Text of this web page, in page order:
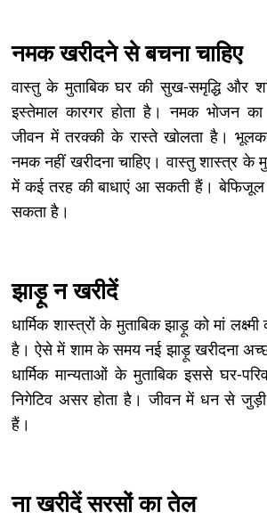
नमक खरीदने से बचना चाहिए
वास्तु के मुताबिक घर की सुख-समृद्धि और
इस्तेमाल कारगर होता है। नमक भोजन
जीवन में तरक्की के रास्ते खोलता है।
नमक नहीं खरीदना चाहिए। वास्तु शास्त्र के
में कई तरह की बाधाएं आ सकती हैं। बेफिजूल
सकता है।
झाड़ू न खरीदें
धार्मिक शास्त्रों के मुताबिक झाड़ू को मां
है। ऐसे में शाम के समय नई झाड़ू खरीदना
धार्मिक मान्यताओं के मुताबिक इससे घर-
निगेटिव असर होता है। जीवन में धन से जुड़ी
हैं।
ना खरीदें सरसों का तेल